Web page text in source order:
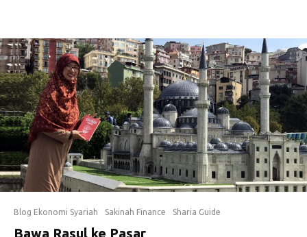
Blog Ekonomi Syariah Sakinah Finance Sharia Guide
Bawa Rasul ke Pasar